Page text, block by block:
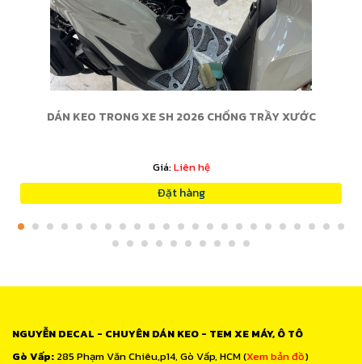
DÁN KEO TRONG XE SH 2026 CHỐNG TRẦY XƯỚC
Giá:Liên hệ
Đặt hàng
NGUYỄN DECAL - CHUYÊN DÁN KEO - TEM XE MÁY, Ô TÔ
Gò Vấp: 285 Phạm Văn Chiêu,p14, Gò Vấp, HCM (Xem bản đồ)